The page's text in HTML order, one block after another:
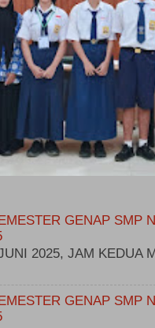
GENAP SMP
2025, JAM KEDUA
GENAP SMP